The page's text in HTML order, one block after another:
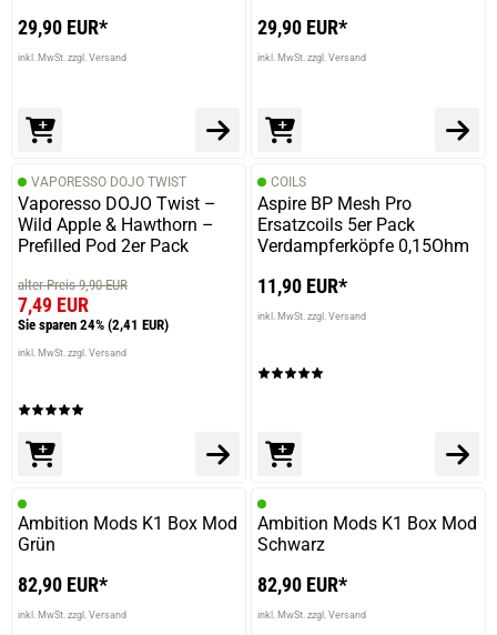
29,90 EUR*
inkl. MwSt. zzgl. Versand
29,90 EUR*
inkl. MwSt. zzgl. Versand
VAPORESSO DOJO TWIST
Vaporesso DOJO Twist –
Wild Apple & Hawthorn –
Prefilled Pod 2er Pack
alter Preis 9,90 EUR
7,49 EUR
Sie sparen 24% (2,41 EUR)
inkl. MwSt. zzgl. Versand
COILS
Aspire BP Mesh Pro
Ersatzcoils 5er Pack
Verdampferköpfe 0,15Ohm
11,90 EUR*
inkl. MwSt. zzgl. Versand
Ambition Mods K1 Box Mod
Grün
82,90 EUR*
inkl. MwSt. zzgl. Versand
Ambition Mods K1 Box Mod
Schwarz
82,90 EUR*
inkl. MwSt. zzgl. Versand